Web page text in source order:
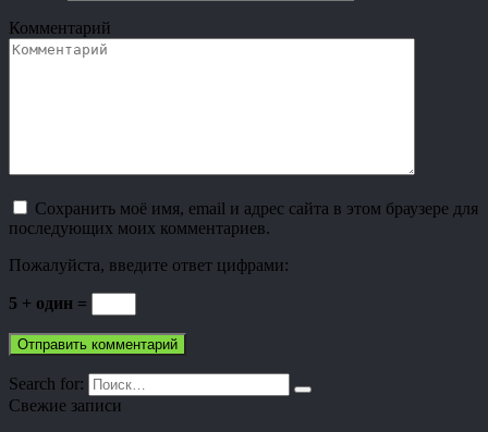
Комментарий
Сохранить моё имя, email и адрес сайта в этом браузере для
последующих моих комментариев.
Пожалуйста, введите ответ цифрами:
5 + один =
Search for:
Свежие записи